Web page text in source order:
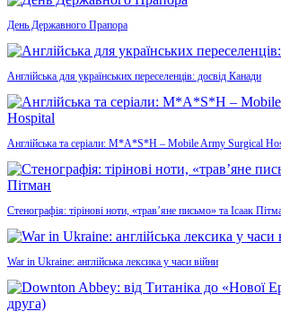
День Державного Прапора
Англійська для українських переселенців: досвід Канади
Англійська та серіали: M*A*S*H – Mobile Army Surgical
Стенографія: тірінові ноти, «трав’яне письмо» та Ісаак
War in Ukraine: англійська лексика у часи війни